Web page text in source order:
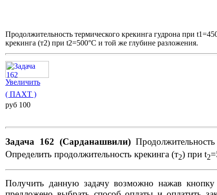
Продолжительность термического крекинга гудрона при
крекинга (т2) при t2=500°С и той же глубине разложения.
Увеличить
( ПАХТ )
pуб 100
Задача 162 (Сарданашвили)
Определить продолжительность крекинга (т2) при t2
Получить данную задачу возможно нажав